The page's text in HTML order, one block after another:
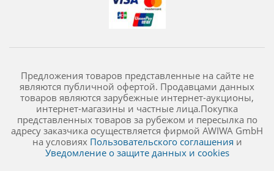
Предложения товаров представленные на сайте не
являются публичной офертой. Продавцами данных
товаров являются зарубежные интернет-аукционы,
интернет-магазины и частные лица.Покупка
представленных товаров за рубежом и пересылка по
адресу заказчика осуществляется фирмой AWIWA GmbH
на условиях Пользовательского соглашения и
Уведомление о защите данных и cookies